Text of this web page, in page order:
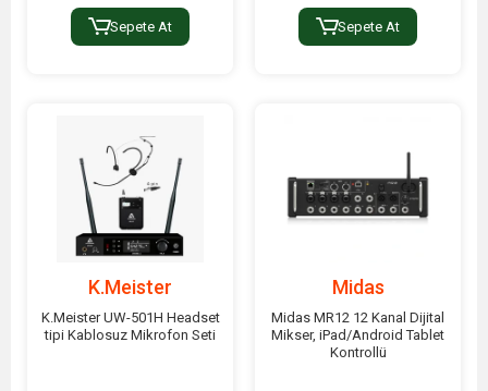
Sepete At Sepete At
K.Meister
K.Meister UW-501H Headset
tipi Kablosuz Mikrofon Seti
Midas
Midas MR12 12 Kanal Dijital
Mikser, iPad/Android Tablet
Kontrollü